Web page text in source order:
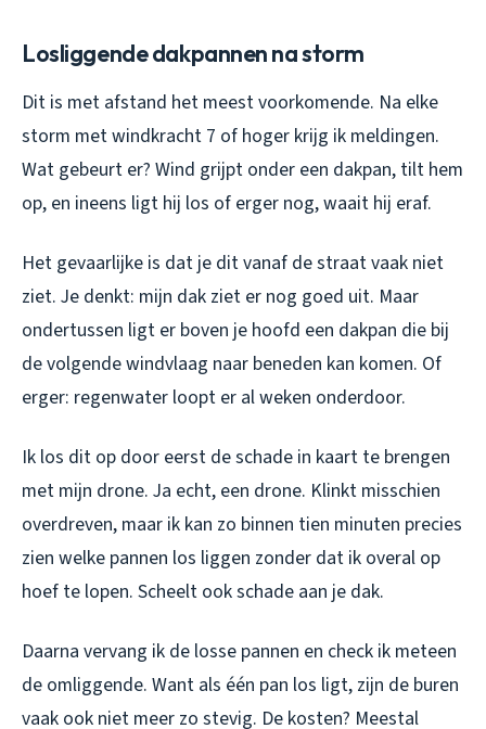
Losliggende dakpannen na storm
Dit is met afstand het meest voorkomende. Na elke
storm met windkracht 7 of hoger krijg ik meldingen.
Wat gebeurt er? Wind grijpt onder een dakpan, tilt hem
op, en ineens ligt hij los of erger nog, waait hij eraf.
Het gevaarlijke is dat je dit vanaf de straat vaak niet
ziet. Je denkt: mijn dak ziet er nog goed uit. Maar
ondertussen ligt er boven je hoofd een dakpan die bij
de volgende windvlaag naar beneden kan komen. Of
erger: regenwater loopt er al weken onderdoor.
Ik los dit op door eerst de schade in kaart te brengen
met mijn drone. Ja echt, een drone. Klinkt misschien
overdreven, maar ik kan zo binnen tien minuten precies
zien welke pannen los liggen zonder dat ik overal op
hoef te lopen. Scheelt ook schade aan je dak.
Daarna vervang ik de losse pannen en check ik meteen
de omliggende. Want als één pan los ligt, zijn de buren
vaak ook niet meer zo stevig. De kosten? Meestal